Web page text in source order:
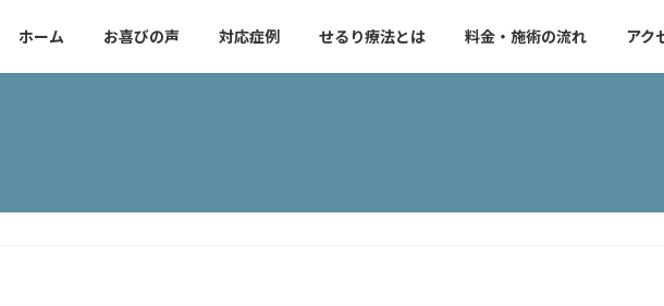
ホーム お喜びの声 対応症例 せるり療法とは 料金・施術の流れ アク